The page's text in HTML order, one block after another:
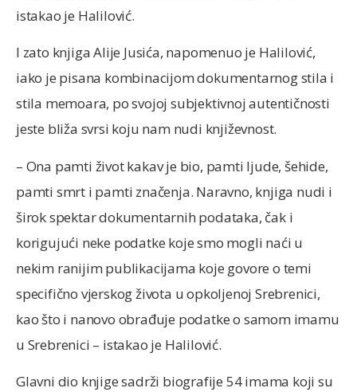
istakao je Halilović.
I zato knjiga Alije Jusića, napomenuo je Halilović,
iako je pisana kombinacijom dokumentarnog stila i
stila memoara, po svojoj subjektivnoj autentičnosti
jeste bliža svrsi koju nam nudi književnost.
– Ona pamti život kakav je bio, pamti ljude, šehide,
pamti smrt i pamti značenja. Naravno, knjiga nudi i
širok spektar dokumentarnih podataka, čak i
korigujući neke podatke koje smo mogli naći u
nekim ranijim publikacijama koje govore o temi
specifično vjerskog života u opkoljenoj Srebrenici,
kao što i nanovo obrađuje podatke o samom imamu
u Srebrenici – istakao je Halilović.
Glavni dio knjige sadrži biografije 54 imama koji su